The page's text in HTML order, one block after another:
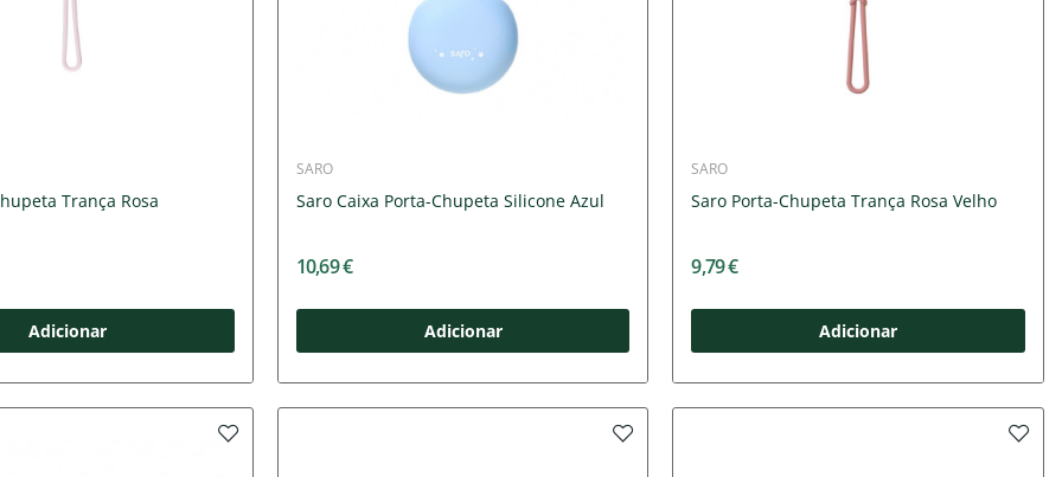
Trança Rosa
Adicionar
SARO
Saro Caixa Porta-Chupeta Silicone Azul
10,69 €
Adicionar
SARO
Saro Porta-Chupeta Trança Rosa Velho
9,79 €
Adicionar